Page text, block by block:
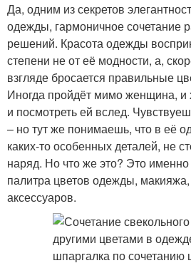
Да, одним из секретов
одежды, гармоничное сочетание
решений. Красота одежды
степени не от её модности, а,
взгляде бросается правильные
Иногда пройдёт мимо женщина, и
и посмотреть ей вслед.
– но тут же понимаешь, что в её
каких-то особенных деталей, не
наряд. Но что же это? Это
палитра цветов одежды, макияжа,
аксессуаров.